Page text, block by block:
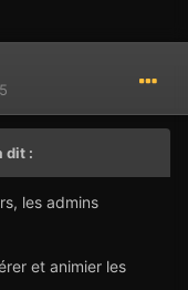
dit :
les admins
et animier les